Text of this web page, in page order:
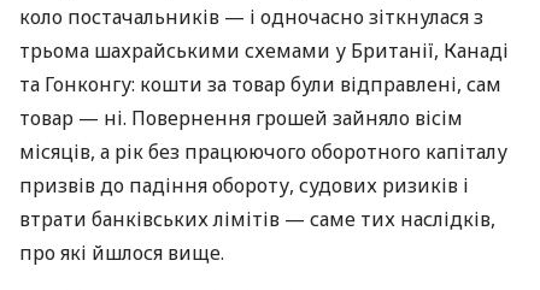
коло постачальників — і одночасно зіткнулася з
трьома шахрайськими схемами у Британії, Канаді
та Гонконгу: кошти за товар були відправлені, сам
товар — ні. Повернення грошей зайняло вісім
місяців, а рік без працюючого оборотного капіталу
призвів до падіння обороту, судових ризиків і
втрати банківських лімітів — саме тих наслідків,
про які йшлося вище.